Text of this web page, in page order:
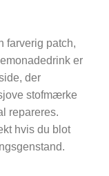
farverig patch,
er
der
stofmærke
repareres.
hvis du blot